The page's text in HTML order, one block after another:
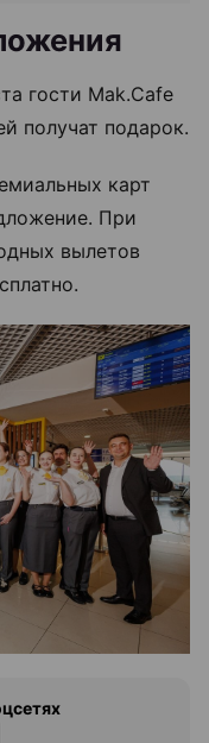
гости Mak.Cafe
получат подарок.
карт
При
вылетов